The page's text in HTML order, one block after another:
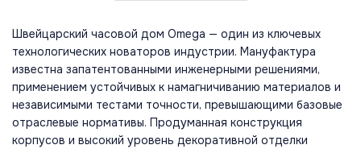
Швейцарский часовой дом Omega — один из ключевых
технологических новаторов индустрии. Мануфактура
известна запатентованными инженерными решениями,
применением устойчивых к намагничиванию материалов и
независимыми тестами точности, превышающими базовые
отраслевые нормативы. Продуманная конструкция
корпусов и высокий уровень декоративной отделки